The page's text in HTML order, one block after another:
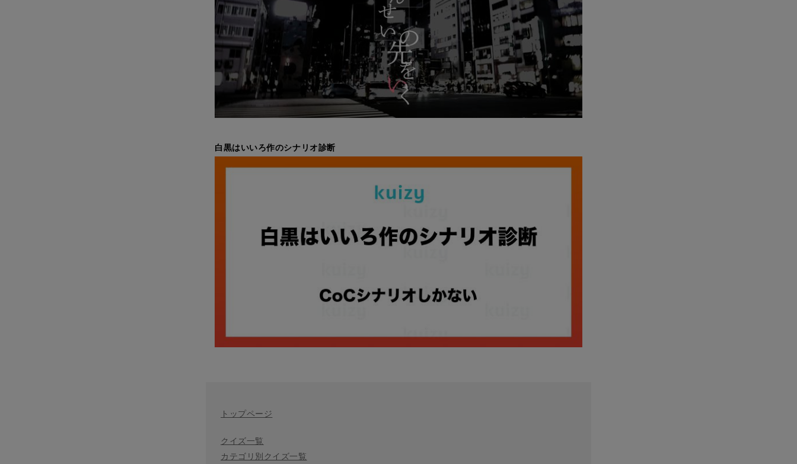
白黒はいいろ作のシナリオ診断
トップページ
クイズ一覧
カテゴリ別クイズ一覧